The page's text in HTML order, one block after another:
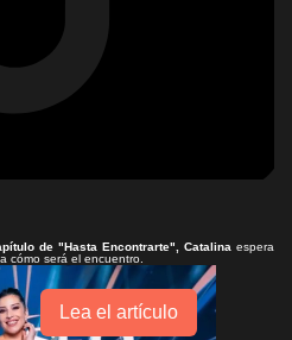
de "Hasta Encontrarte" , Catalinaespera
cómo será el encuentro.
Lea el artículo